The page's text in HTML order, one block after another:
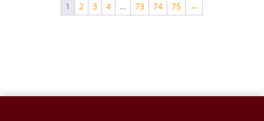
1 2 3 4 … 73 74 75 →